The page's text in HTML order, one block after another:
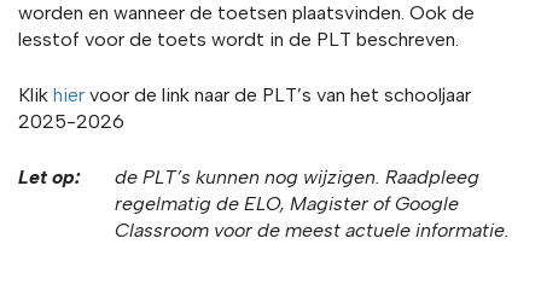
worden en wanneer de toetsen plaatsvinden. Ook de
lesstof voor de toets wordt in de PLT beschreven.
Klik hier voor de link naar de PLT’s van het schooljaar
2025-2026
Let op:
de PLT’s kunnen nog wijzigen. Raadpleeg
regelmatig de ELO, Magister of Google
Classroom voor de meest actuele informatie.